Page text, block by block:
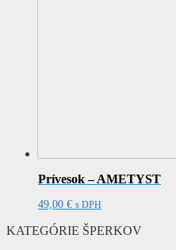
Prívesok – AMETYST
49,00 € s DPH
KATEGÓRIE ŠPERKOV